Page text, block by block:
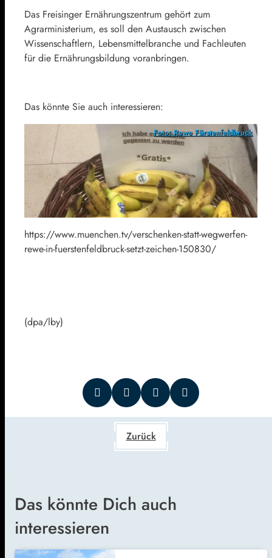
Das Freisinger Ernährungszentrum gehört zum
Agrarministerium, es soll den Austausch zwischen
Wissenschaftlern, Lebensmittelbranche und Fachleuten
für die Ernährungsbildung voranbringen.
Das könnte Sie auch interessieren:
Foto: Rewe Fürstenfeldbruck
https://www.muenchen.tv/verschenken-statt-wegwerfen-
rewe-in-fuerstenfeldbruck-setzt-zeichen-150830/
(dpa/lby)
Zurück
Das könnte Dich auch
interessieren